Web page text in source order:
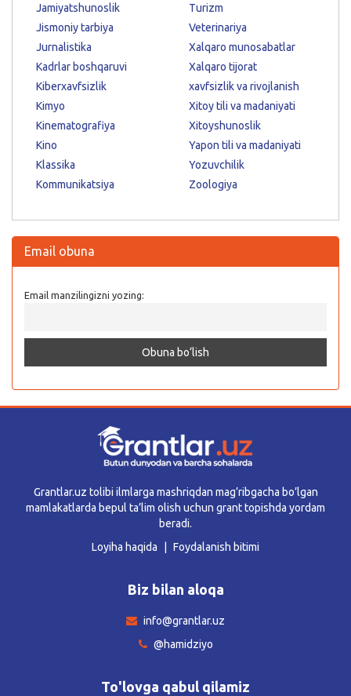
Jamiyatshunoslik
Jismoniy tarbiya
Jurnalistika
Kadrlar boshqaruvi
Kiberxavfsizlik
Kimyo
Kinematografiya
Kino
Klassika
Kommunikatsiya
Turizm
Veterinariya
Xalqaro munosabatlar
Xalqaro tijorat
xavfsizlik va rivojlanish
Xitoy tili va madaniyati
Xitoyshunoslik
Yapon tili va madaniyati
Yozuvchilik
Zoologiya
Email obuna
Email manzilingizni yozing:
Grantlar.uz tolibi ilmlarga mashriqdan mag’ribgacha bo’lgan
mamlakatlarda bepul ta’lim olish uchun grant topishda yordam
beradi.
Loyiha haqida
Foydalanish bitimi
Biz bilan aloqa
info@grantlar.uz
@hamidziyo
To'lovga qabul qilamiz